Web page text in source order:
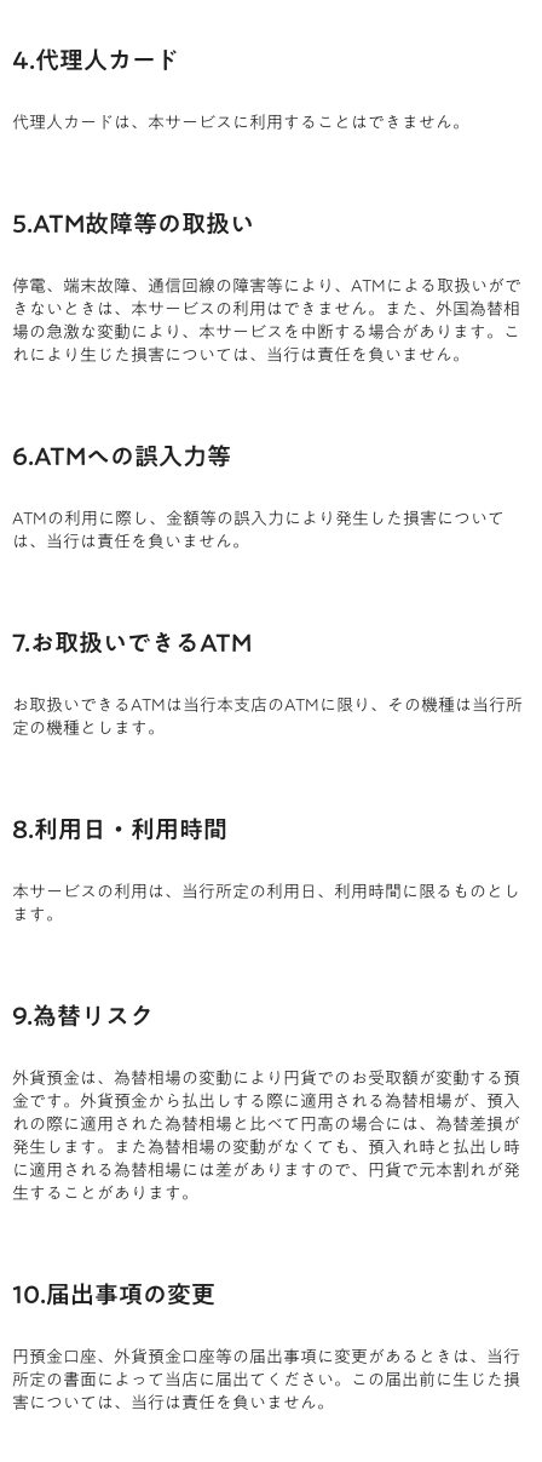
4.代理人カード
代理人カードは、本サービスに利用することはできません。
5.ATM故障等の取扱い
停電、端末故障、通信回線の障害等により、ATMによる取扱いがで
きないときは、本サービスの利用はできません。また、外国為替相
場の急激な変動により、本サービスを中断する場合があります。こ
れにより生じた損害については、当行は責任を負いません。
6.ATMへの誤入力等
ATMの利用に際し、金額等の誤入力により発生した損害について
は、当行は責任を負いません。
7.お取扱いできるATM
お取扱いできるATMは当行本支店のATMに限り、その機種は当行所
定の機種とします。
8.利用日・利用時間
本サービスの利用は、当行所定の利用日、利用時間に限るものとし
ます。
9.為替リスク
外貨預金は、為替相場の変動により円貨でのお受取額が変動する預
金です。外貨預金から払出しする際に適用される為替相場が、預入
れの際に適用された為替相場と比べて円高の場合には、為替差損が
発生します。また為替相場の変動がなくても、預入れ時と払出し時
に適用される為替相場には差がありますので、円貨で元本割れが発
生することがあります。
10.届出事項の変更
円預金口座、外貨預金口座等の届出事項に変更があるときは、当行
所定の書面によって当店に届出てください。この届出前に生じた損
害については、当行は責任を負いません。